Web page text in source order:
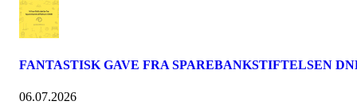
FANTASTISK GAVE FRA SPAREBANKSTIFTELSEN
06.07.2026